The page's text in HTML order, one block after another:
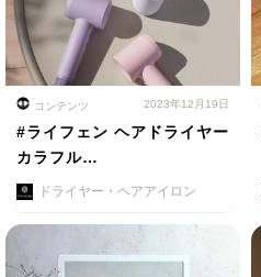
コンテンツ 2023年12月19日
#ライフェン ヘアドライヤー
カラフル…
ドライヤー・ヘアアイロン